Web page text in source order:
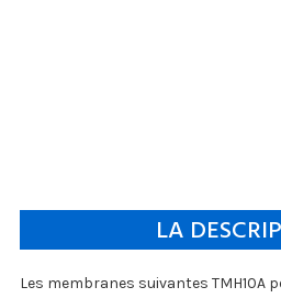
LA
Les membranes suivantes TMH10A